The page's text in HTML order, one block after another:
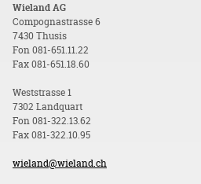
Wieland AG
Compognastrasse 6
7430 Thusis
Fon 081-651.11.22
Fax 081-651.18.60
Weststrasse 1
7302 Landquart
Fon 081-322.13.62
Fax 081-322.10.95
wieland@wieland.ch